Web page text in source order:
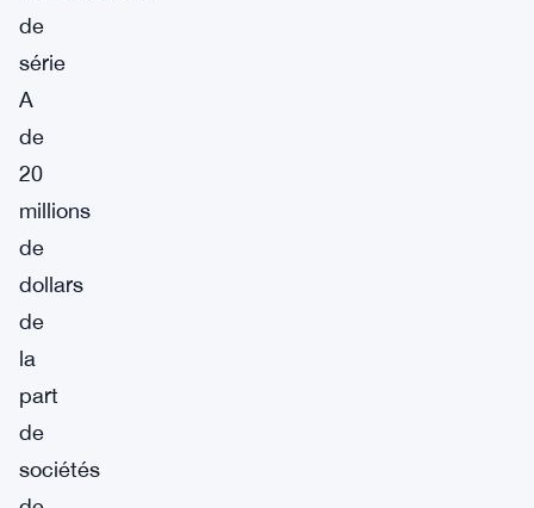
de
série
A
de
20
millions
de
dollars
de
la
part
de
sociétés